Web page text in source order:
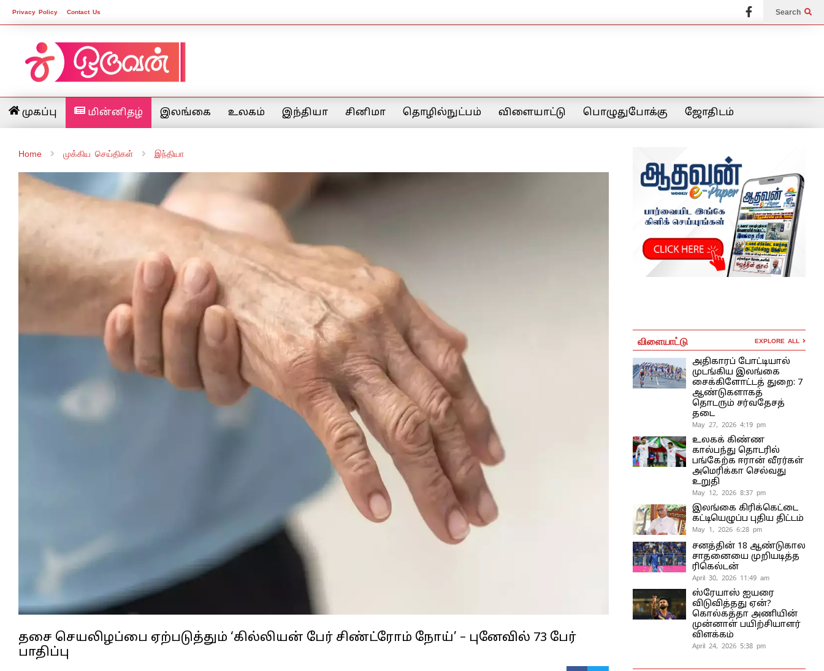
Privacy Policy Contact Us Search
முகப்பு மின்னிதழ் இலங்கை உலகம் இந்தியா சினிமா தொழில்நுட்பம் விளையாட்டு பொழுதுபோக்கு ஜோதிடம்
Home முக்கிய செய்திகள் இந்தியா
தசை செயலிழப்பை ஏற்படுத்தும் ‘கில்லியன் பேர் சிண்ட்ரோம் நோய்’ – புனேவில் 73 பேர்
பாதிப்பு
விளையாட்டு EXPLORE ALL
அதிகாரப் போட்டியால்
முடங்கிய இலங்கை
சைக்கிளோட்டத் துறை: 7
ஆண்டுகளாகத்
தொடரும் சர்வதேசத்
தடை
May 27, 2026 4:19 pm
உலகக் கிண்ண
கால்பந்து தொடரில்
பங்கேற்க ஈரான் வீரர்கள்
அமெரிக்கா செல்வது
உறுதி
May 12, 2026 8:37 pm
இலங்கை கிரிக்கெட்டை
கட்டியெழுப்ப புதிய திட்டம்
May 1, 2026 6:28 pm
சனத்தின் 18 ஆண்டுகால
சாதனையை முறியடித்த
ரிகெல்டன்
April 30, 2026 11:49 am
ஸ்ரேயாஸ் ஐயரை
விடுவித்தது ஏன்?
கொல்கத்தா அணியின்
முன்னாள் பயிற்சியாளர்
விளக்கம்
April 24, 2026 5:38 pm